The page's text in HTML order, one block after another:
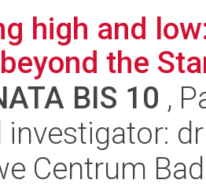
high and
the
BIS 10 ,
investigator:
Centrum